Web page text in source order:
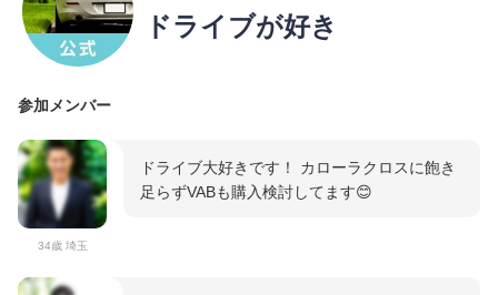
ドライブが好き
参加メンバー
34歳 埼玉
ドライブ大好きです！ カローラクロスに飽き
足らずVABも購入検討してます😊